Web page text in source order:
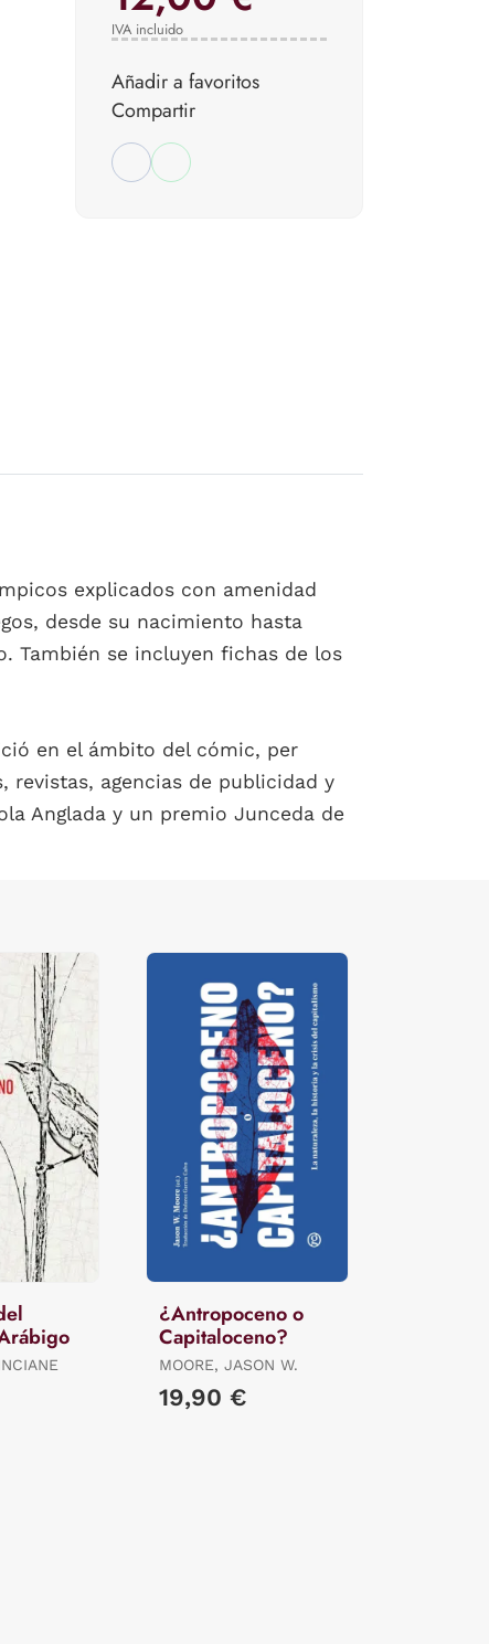
IVA incluido
Añadir a favoritos
Compartir
explicados con amenidad
desde su nacimiento hasta
También se incluyen fichas de los
en el ámbito del cómic, per
revistas, agencias de publicidad y
Anglada y un premio Junceda de
¿Antropoceno o
Capitaloceno?
MOORE, JASON W.
19,90 €